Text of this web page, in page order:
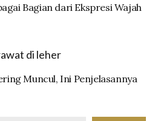
Bagian dari Ekspresi Wajah
Muncul, Ini Penjelasannya